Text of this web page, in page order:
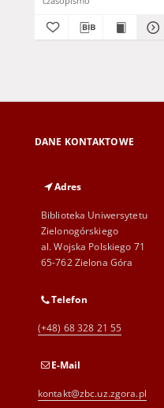
DANE KONTAKTOWE
Adres
Biblioteka Uniwersytetu
Zielonogórskiego
al. Wojska Polskiego 71
65-762 Zielona Góra
Telefon
(+48) 68 328 21 55
E-Mail
kontakt@zbc.uz.zgora.pl